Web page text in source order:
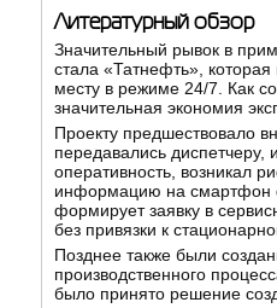
Литературный обзор
Значительный рывок в
стала «Татнефть»,
месту в режиме 24/7. Как
значительная экономия
Проекту предшествовало
передавались
оперативность, возникал
информацию на смартфон
формирует заявку в
без привязки к
Позднее также были
производственного
было принято решение